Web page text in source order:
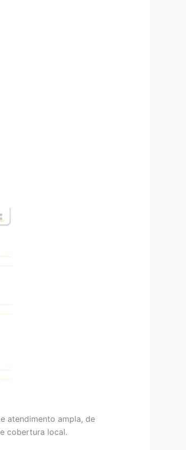
atendimento ampla, de
cobertura local.